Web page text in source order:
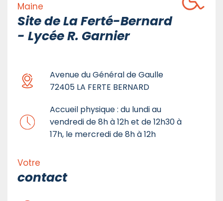
Maine
Site de La Ferté-Bernard
- Lycée R. Garnier
Avenue du Général de Gaulle
72405 LA FERTE BERNARD
Accueil physique : du lundi au
vendredi de 8h à 12h et de 12h30 à
17h, le mercredi de 8h à 12h
Votre
contact